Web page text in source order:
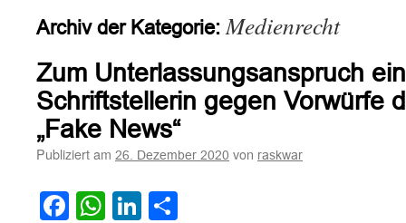
springen
Archiv der Kategorie:Medienrecht
Zum Unterlassungsanspruch
Schriftstellerin gegen Vorwürfe
„Fake News“
Publiziert am 26. Dezember 2020 von raskwar
Facebook
WhatsApp
LinkedIn